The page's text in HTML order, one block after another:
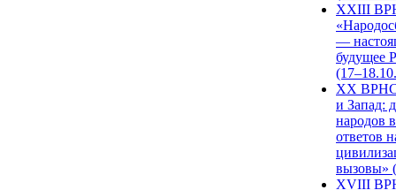
XXIII
—
будущее
XX ВРНС
и Запад:
народов
ответов
вызовы»
XVIII